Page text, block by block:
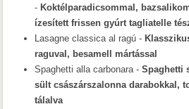
- Koktélparadicsommal,
ízesített frissen gyúrt tagliatelle
Lasagne classica al ragú -
raguval, besamell mártással
Spaghetti alla carbonara -Spaghetti
sült császárszalonna darabokkal,
tálalva